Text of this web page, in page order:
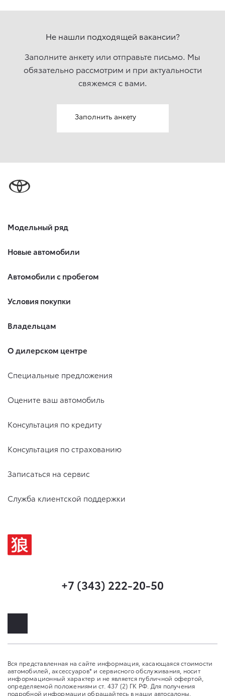
Не нашли подходящей вакансии?
Заполните анкету или отправьте письмо. Мы
обязательно рассмотрим и при актуальности
свяжемcя с вами.
Заполнить анкету
Модельный ряд
Новые автомобили
Автомобили с пробегом
Условия покупки
Владельцам
О дилерском центре
Специальные предложения
Оцените ваш автомобиль
Консультация по кредиту
Консультация по страхованию
Записаться на сервис
Служба клиентской поддержки
+7 (343) 222-20-50
Вся представленная на сайте информация, касающаяся стоимости
автомобилей, аксессуаров* и сервисного обслуживания, носит
информационный характер и не является публичной офертой,
определяемой положениями ст. 437 (2) ГК РФ. Для получения
подробной информации обращайтесь в наши автосалоны.